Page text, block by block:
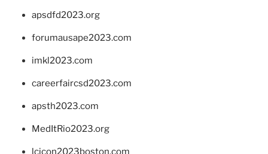
apsdfd2023.org
forumausape2023.com
imkl2023.com
careerfaircsd2023.com
apsth2023.com
MedItRio2023.org
lcicon2023boston.com